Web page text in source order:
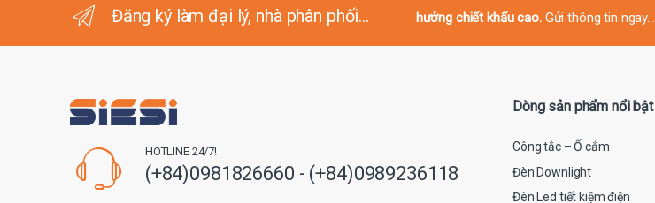
Đăng ký làm đại lý, nhà phân phối... hưởng chiết khấu cao. Gửi thông tin ngay...
HOTLINE 24/7!
(+84)0981826660 - (+84)0989236118
Dòng sản phẩm nổi bật
Công tắc – Ổ cắm
Đèn Downlight
Đèn Led tiết kiệm điện